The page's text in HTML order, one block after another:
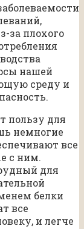
за плохого
нашей
среду и
пользу для
немногие
все
с ним.
для
белки
все
и легче